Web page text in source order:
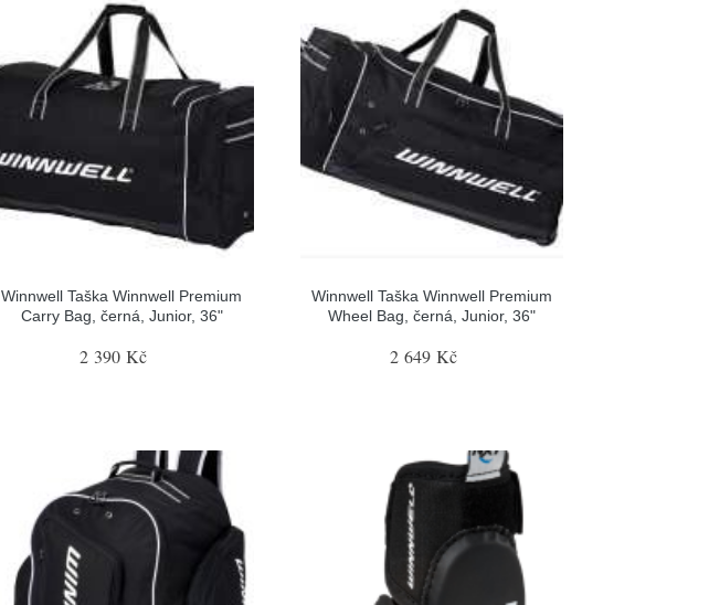
Winnwell Taška Winnwell Premium
Carry Bag, černá, Junior, 36"
2 390 Kč
Winnwell Taška Winnwell Premium
Wheel Bag, černá, Junior, 36"
2 649 Kč